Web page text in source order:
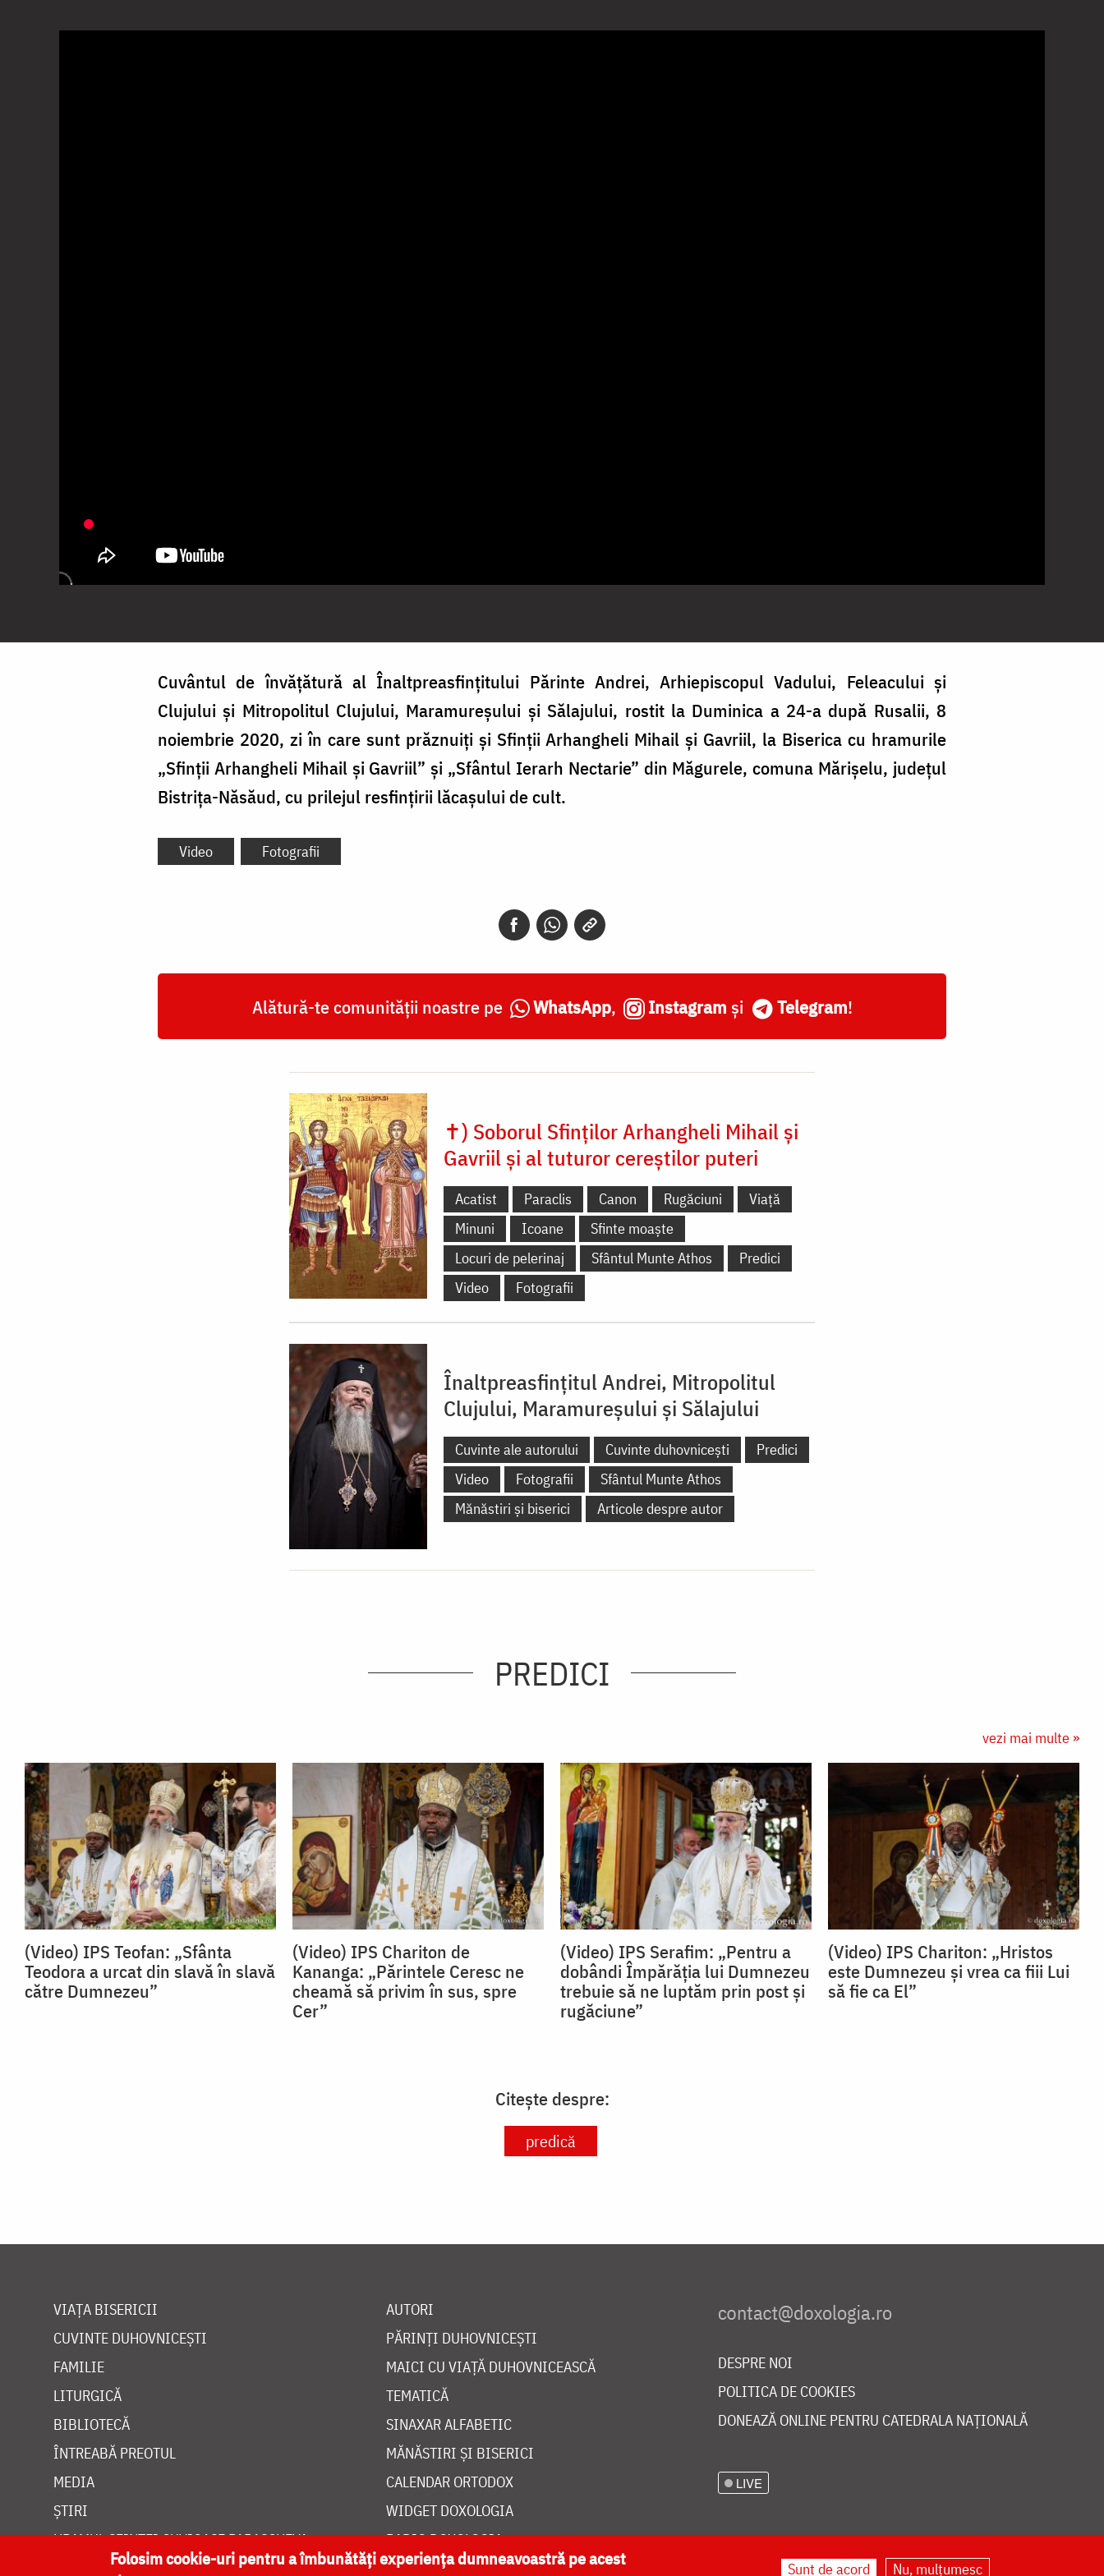
Cuvântul de învățătură al Înaltpreasfințitului Părinte Andrei, Arhiepiscopul Vadului, Feleacului și
Clujului și Mitropolitul Clujului, Maramureșului și Sălajului, rostit la Duminica a 24-a după Rusalii, 8
noiembrie 2020, zi în care sunt prăznuiți și Sfinții Arhangheli Mihail și Gavriil, la Biserica cu hramurile
„Sfinții Arhangheli Mihail și Gavriil” și „Sfântul Ierarh Nectarie” din Măgurele, comuna Mărișelu, județul
Bistrița-Năsăud, cu prilejul resfințirii lăcașului de cult.
Video Fotografii
Alătură-te comunității noastre pe WhatsApp, Instagram și Telegram!
✝) Soborul Sfinților Arhangheli Mihail și
Gavriil și al tuturor cereștilor puteri
Acatist Paraclis Canon Rugăciuni
Viață
Minuni
Icoane
Sfinte moaște
Locuri de pelerinaj
Sfântul Munte Athos
Predici
Video
Fotografii
Înaltpreasfințitul Andrei, Mitropolitul
Clujului, Maramureșului și Sălajului
Cuvinte ale autorului Cuvinte duhovnicești
Predici
Video
Fotografii
Sfântul Munte Athos
Mănăstiri și biserici
Articole despre autor
PREDICI
vezi mai multe »
(Video) IPS Teofan: „Sfânta
Teodora a urcat din slavă în slavă
către Dumnezeu”
(Video) IPS Chariton de
Kananga: „Părintele Ceresc ne
cheamă să privim în sus, spre
Cer”
(Video) IPS Serafim: „Pentru a
dobândi Împărăția lui Dumnezeu
trebuie să ne luptăm prin post și
rugăciune”
(Video) IPS Chariton: „Hristos
este Dumnezeu și vrea ca fiii Lui
să fie ca El”
Citește despre:
predică
VIAȚA BISERICII
CUVINTE DUHOVNICEȘTI
FAMILIE
LITURGICĂ
BIBLIOTECĂ
ÎNTREABĂ PREOTUL
MEDIA
ȘTIRI
HRAMUL SFINTEI CUVIOASE PARASCHEVA
AUTORI
PĂRINȚI DUHOVNICEȘTI
MAICI CU VIAȚĂ DUHOVNICEASCĂ
TEMATICĂ
SINAXAR ALFABETIC
MĂNĂSTIRI ȘI BISERICI
CALENDAR ORTODOX
WIDGET DOXOLOGIA
RADIO DOXOLOGIA
DESPRE NOI
POLITICA DE COOKIES
DONEAZĂ ONLINE PENTRU CATEDRALA NAȚIONALĂ
LIVE
Folosim cookie-uri pentru a îmbunătăți experiența dumneavoastră pe acest
Sunt de acord Nu, mulțumesc